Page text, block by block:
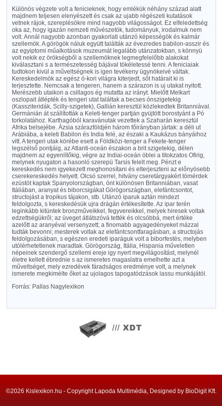
Különös végzete volt a fenicieknek, hogy emlékük néhány század alatt
majdnem teljesen elenyészett és csak az ujabb régészeti kutatások
vetnek rájok, szereplésökre mind nagyobb világosságot. Ez elfeledettség
oka az, hogy igazán nemzeti művészetök, tudományuk, irodalmuk nem
volt. Annál nagyobb azonban gyakorlati utánzó képességök és kalmár
szellemök. A görögök náluk együtt találták az évezredes babilon-asszir és
az egyiptomi műalkotások muzeumát legalább utánzatokban, s könnyü
volt nekik ez örökségből a szellemöknek legmegfelelőbb alakokat
kiválasztani s a természetesség bájával tökéletessé tenni. A feniciaiak
tudtokon kivül a műveltségnek is igen tevékeny ügynökeivé váltak.
Kereskedelmök az egész ó-kori világra kiterjedt, sőt határait ki is
terjesztette. Nemcsak a tengeren, hanem a szárazon is uj utakat nyitott.
Merészebb utaikon a csillagos ég mutatta az irányt. Mielőtt Melkart
oszlopait átlépték és tengeri utat találtak a becses ónszigetekig
(Kassziteridák, Scilly-szigetek), Gallián keresztül közlekedtek Britanniával.
Germánián át szállították a Keleti-tenger partján gyüjtött borostyánt a Pó
torkolatához. Karthagóból karavánutak vezettek a Szaharán keresztül
Afrika belsejébe. Ázsia szárazföldjén három főirányban jártak: a déli ut
Arábiába, a keleti Babilon és India felé, az északi a Kaukázus bányáihoz
vitt. A tengeri utak körébe esett a Földközi-tenger a Fekete-tenger
legszélső pontjáig, az Atlanti-oceán északon a brit szigetekig, délen
majdnem az egyenlítőkig, végre az Indiai-oceán öblei a titokzatos Ofirig,
melynek nyugaton a hasonló szerepü Tarsis felelt meg. Pénzt e
kereskedés nem igyekezett meghonosítani és elterjeszteni az előnyösebb
cserekereskedés helyett. Olcsó szerrel, hitvány cseretárgyakért tömérdek
ezüstöt kaptak Spanyolországban, ónt különösen Britanniában, vasat
Itáliában, aranyat és biborcsigákat Görögországban, elefántcsontot,
structojást a tropikus tájakon, stb. Utánzó iparuk aztán mindezt
feldolgozta, s kereskedésük ujra drágán értékesítette. Az ipar terén
leginkább kitüntek bronzműveikkel, fegyvereikkel, melyek hiresek voltak
edzettségükről; az üveget átlátszóvá tették és olcsóbbá, mert értéke
azelőtt az aranyéval versenyzett; a finomabb agyagedényeket mázzal
tudták bevonni; mesterek voltak az elefántcsontfaragásban, a structojás
feldolgozásában, s egészen eredeti iparáguk volt a biborfestés, melyben
utólérhetetlenek maradtak. Görögország, Itália, Hispania műveletlen
népeinek szendergő szellemi ereje igy nyert megvilágosítást, melynél
életre kellett ébrednie s az ismeretes magaslatra emelhette azt a
műveltséget, mely ezredévek fáradságos eredménye volt, a melynek
ismerete megkimélte őket az ujolagos tapogatódzások lassu munkájától.
Forrás: Pallas Nagylexikon
©2026 Kislexikon.hu - Copyright Lapoda Multimédia, Designed by BioDigit Kft.